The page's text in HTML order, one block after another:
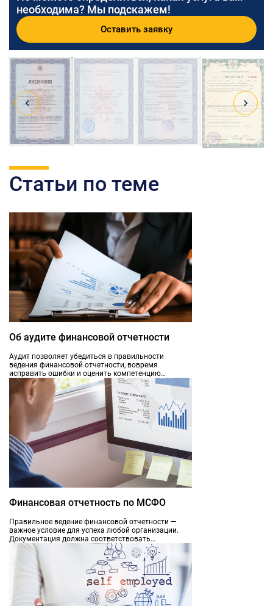
необходима? Мы подскажем!
Оставить заявку
Статьи по теме
Об аудите финансовой отчетности
Аудит позволяет убедиться в правильности
ведения финансовой отчетности, вовремя
исправить ошибки и оценить компетенцию
сотрудников. Проверяется отчетность по итогам
месяца, квартала или года. Закон обязывает
некоторые фирмы проводить проверку регулярно,
но многие компании делают это по собственной
инициативе.
Финансовая отчетность по МСФО
Правильное ведение финансовой отчетности —
важное условие для успеха любой организации.
Документация должна соответствовать
международным стандартам (МСФО), где указан
порядок отражения операций и действий.